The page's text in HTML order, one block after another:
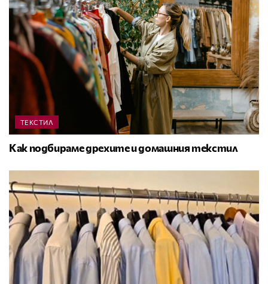
ТЕКСТИЛ
Как подбираме дрехите и домашния текстил